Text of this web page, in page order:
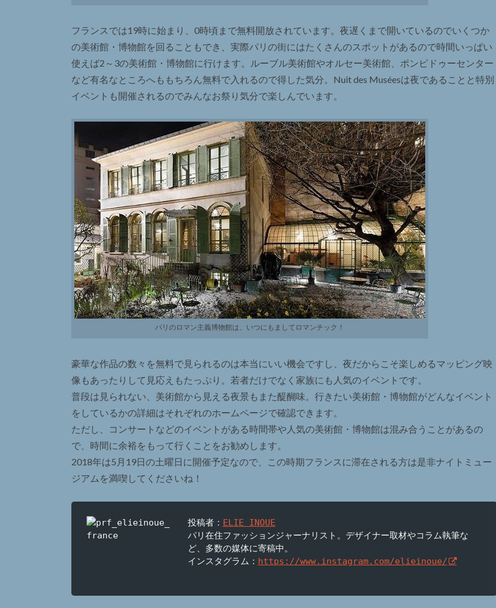
フランスでは19時に始まり、0時頃まで無料開放されています。夜遅くまで開いているのでいくつか
の美術館・博物館を回ることもでき、実際パリの街にはたくさんのスポットがあるので時間いっぱい
使えば2～3の美術館・博物館に行けます。ルーブル美術館やオルセー美術館、ポンピドゥーセンター
など有名なところへももちろん無料で入れるので得した気分。Nuit des Muséesは夜であることと特別
イベントも開催されるのでみんなお祭り気分で楽しんでいます。
パリのロマン主義博物館は、いつにもましてロマンチック！
豪華な作品の数々を無料で見られるのは本当にいい機会ですし、夜だからこそ楽しめるマッピング映
像もあったりして見応えもたっぷり。若者だけでなく家族にも人気のイベントです。
普段は見られない、美術館から見える夜景もまた醍醐味。行きたい美術館・博物館がどんなイベント
をしているかの詳細はそれぞれのホームページで確認できます。
ただし、コンサートなどのイベントがある時間帯や人気の美術館・博物館は混み合うことがあるの
で、時間に余裕をもって行くことをお勧めします。
2018年は5月19日の土曜日に開催予定なので、この時期フランスに滞在される方は是非ナイトミュー
ジアムを満喫してくださいね！
投稿者： ELIE INOUE
パリ在住ファッションジャーナリスト。デザイナー取材やコラム執筆な
ど、多数の媒体に寄稿中。
インスタグラム： https://www.instagram.com/elieinoue/